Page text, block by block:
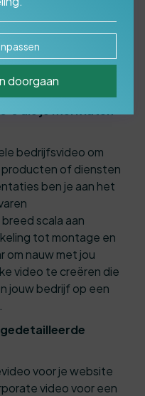
door
bedrijfsvideo om
producten of diensten
ben je aan het
scala aan
tot montage en
om nauw met jou
video te creëren die
jouw bedrijf op een
voor je website
video voor een
doorgaan